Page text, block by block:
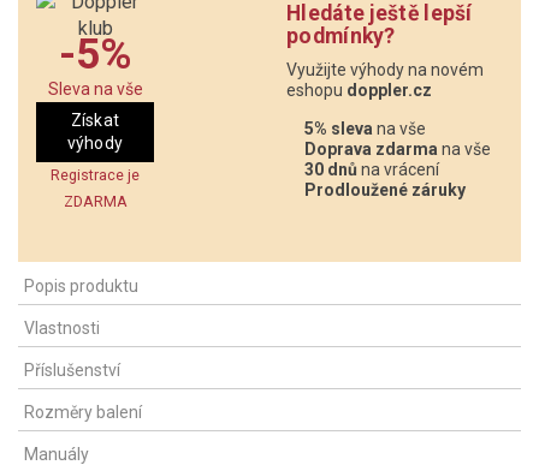
-5%
Sleva na vše
Získat
výhody
Registrace je
ZDARMA
Hledáte ještě lepší
podmínky?
Využijte výhody na novém
eshopu doppler.cz
5% sleva na vše
Doprava zdarma na vše
30 dnů na vrácení
Prodloužené záruky
Popis produktu
Vlastnosti
Příslušenství
Rozměry balení
Manuály